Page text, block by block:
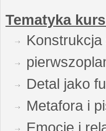
Tematyka
Detal jako
Metafora i
Emocje i